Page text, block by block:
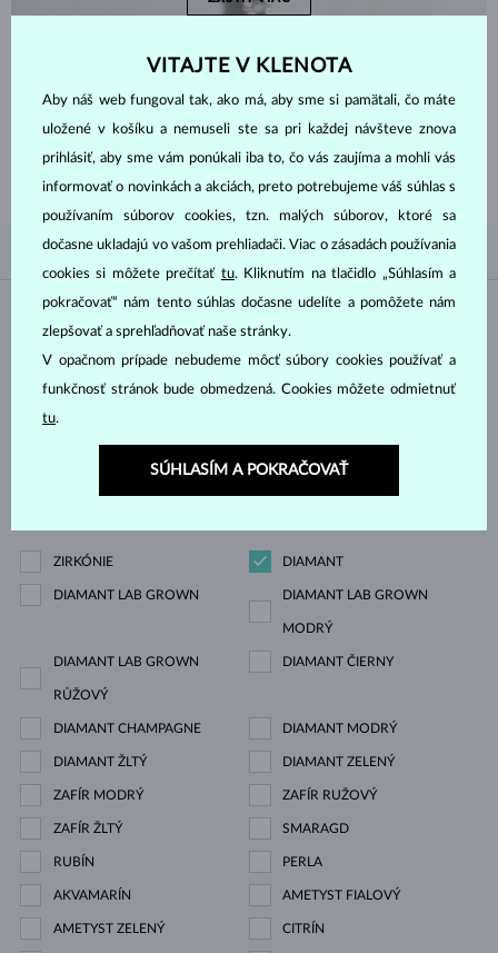
ZAČNITE TÝM NAJLEPŠÍM
Inšpirujte sa nedávno zakúpenými šperkami a nadčasovým klasickým
PODĽA OBĽÚBENOSTI 0/0 FILTROVANIE
Materiál
CHIRURGICKÁ OCEĽ
Drahokam
ZIRKÓNIE DIAMANT
DIAMANT LAB GROWN DIAMANT LAB GROWN
MODRÝ
DIAMANT LAB GROWN
RŮŽOVÝ
DIAMANT ČIERNY
DIAMANT CHAMPAGNE DIAMANT MODRÝ
DIAMANT ŽLTÝ DIAMANT ZELENÝ
ZAFÍR MODRÝ ZAFÍR RUŽOVÝ
ZAFÍR ŽLTÝ SMARAGD
RUBÍN PERLA
AKVAMARÍN AMETYST FIALOVÝ
AMETYST ZELENÝ CITRÍN
VITAJTE V KLENOTA
Aby náš web fungoval tak, ako má, aby sme si pamätali, čo máte
uložené v košíku a nemuseli ste sa pri každej návšteve znova
prihlásiť, aby sme vám ponúkali iba to, čo vás zaujíma a mohli vás
informovať o novinkách a akciách, preto potrebujeme váš súhlas s
používaním súborov cookies, tzn. malých súborov, ktoré sa
dočasne ukladajú vo vašom prehliadači. Viac o zásadách používania
cookies si môžete prečítať tu. Kliknutím na tlačidlo „Súhlasím a
pokračovať“ nám tento súhlas dočasne udelíte a pomôžete nám
zlepšovať a sprehľadňovať naše stránky.
V opačnom prípade nebudeme môcť súbory cookies používať a
funkčnosť stránok bude obmedzená. Cookies môžete odmietnuť
tu.
SÚHLASÍM A POKRAČOVAŤ